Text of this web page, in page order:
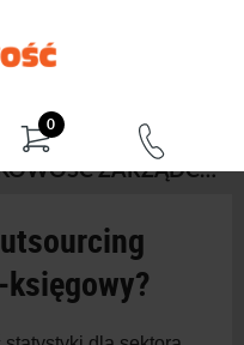
0
CONTROLLING I RACHUNKOWOŚĆ ZARZĄDCZA 4/2018 (KWIECIEŃ)